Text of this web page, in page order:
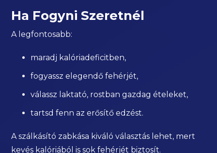
Ha Fogyni Szeretnél
A legfontosabb:
maradj kalóriadeficitben,
fogyassz elegendő fehérjét,
válassz laktató, rostban gazdag ételeket,
tartsd fenn az erősítő edzést.
A szálkásító zabkása kiváló választás lehet, mert
kevés kalóriából is sok fehérjét biztosít.